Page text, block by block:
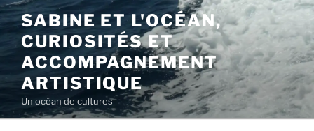
Aller
au
contenu
principal
SABINE ET L'OCÉAN,
CURIOSITÉS ET
ACCOMPAGNEMENT
ARTISTIQUE
Un océan de cultures